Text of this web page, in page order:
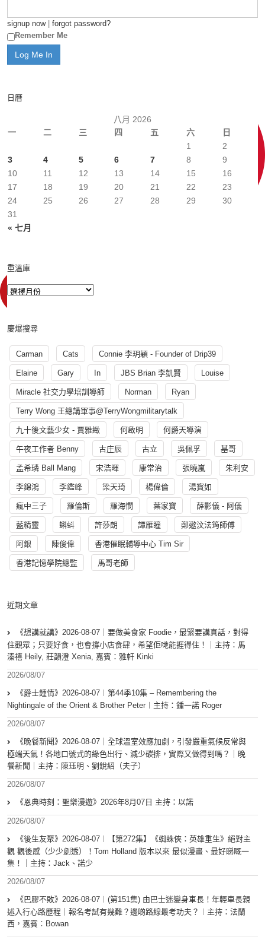
signup now| forgot password?
Remember Me
日曆
八月 2026
一
二 三 四 五 六 日
« 七月
1
2
3
4 5 6 7 8
9
10
11 12 13 14 15
16
17
18 19 20 21 22
23
24
25 26 27 28 29
30
31
重溫庫
慶爆搜尋
Carman Cats Connie 李玥穎 - Founder of Drip39
Elaine Gary In JBS Brian 李凱賢 Louise
Miracle 社交力學培訓導師 Norman Ryan
Terry Wong 王總講軍事@TerryWongmilitarytalk
九十後文藝少女 - 賈雅緻 何啟明 何爵天導演
午夜工作者 Benny 古庄辰 古立 吳佩孚 基哥
孟希璘 Ball Mang 宋浩暉 康常治 張曉嵐 朱利安
李錦鴻 李鑑峰 梁天琦 楊偉倫 湯寳如
瘋中三子 羅倫斯 羅海憫 葉家寶 薛影儀 - 阿儀
藍精靈 蝌蚪 許莎朗 譚雁瞳 鄭遨汶法筠師傅
阿銀 陳俊偉 香港催眠輔導中心 Tim Sir
香港記憶學院總監 馬哥老師
近期文章
《想講就講》2026-08-07｜要做美食家 Foodie，最緊要講真話，對得
住觀眾；只要好食，也會撐小店食肆，希望佢哋能捱得住！｜主持：馬
溱禧 Heily, 莊韻澄 Xenia, 嘉賓：雅軒 Kinki
2026/08/07
《爵士鍾情》2026-08-07︱第44季10集 – Remembering the
Nightingale of the Orient & Brother Peter︱主持：鍾一諾 Roger
2026/08/07
《晚餐新聞》2026-08-07｜全球溫室效應加劇，引發嚴重氣候反常與
極端天氣！各地口號式的綠色出行、減少碳排，實際又做得到嗎？｜晚
餐新聞｜主持：陳珏明、劉銳紹（夫子）
2026/08/07
《恩典時刻：聖樂漫遊》2026年8月07日 主持：以諾
2026/08/07
《後生友聚》2026-08-07︱【第272集】《蜘蛛俠：英雄重生》絕對主
觀 觀後感（少少劇透）！Tom Holland 版本以來 最似漫畫、最好睇嘅一
集！｜主持：Jack、諾少
2026/08/07
《巴膠不敗》2026-08-07︱(第151集) 由巴士迷變身車長！年輕車長親
述入行心路歷程｜報名考試有幾難？邊啲路線最考功夫？︱主持：法蘭
西，嘉賓︰Bowan